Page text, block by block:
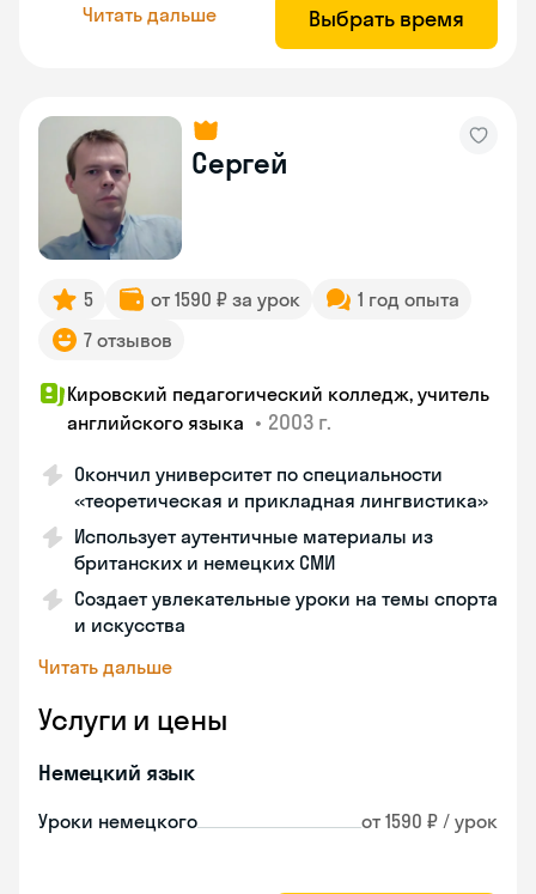
Читать дальше Выбрать время
Сергей
5 от 1590 ₽ за урок
1 год опыта
7 отзывов
Кировский педагогический колледж, учитель
английского языка • 2003 г.
Окончил университет по специальности
«теоретическая и прикладная лингвистика»
Использует аутентичные материалы из
британских и немецких СМИ
Создает увлекательные уроки на темы спорта
и искусства
Читать дальше
Услуги и цены
Немецкий язык
Уроки немецкого от 1590 ₽ / урок